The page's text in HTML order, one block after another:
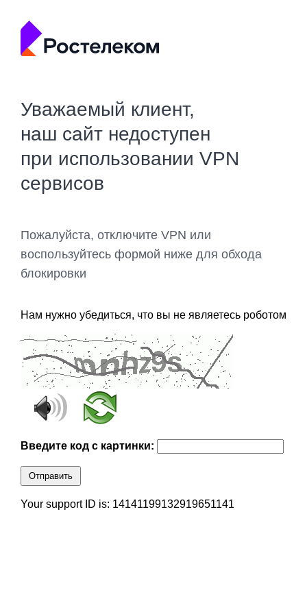
Уважаемый клиент,
наш сайт недоступен
при использовании VPN
сервисов
Пожалуйста, отключите VPN или
воспользуйтесь формой ниже для обхода
блокировки
Нам нужно убедиться, что вы не являетесь роботом
Введите код с картинки:
Отправить
Your support ID is: 14141199132919651141